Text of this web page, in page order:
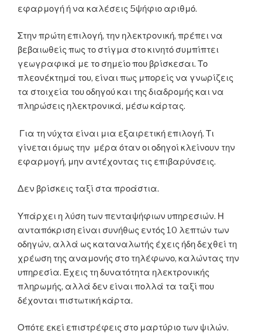
εφαρμογή ή να καλέσεις 5ψήφιο αριθμό.
Στην πρώτη επιλογή, την ηλεκτρονική, πρέπει να
βεβαιωθείς πως το στίγμα στο κινητό συμπίπτει
γεωγραφικά με το σημείο που βρίσκεσαι. Το
πλεονέκτημά του, είναι πως μπορείς να γνωρίζεις
τα στοιχεία του οδηγού και της διαδρομής και να
πληρώσεις ηλεκτρονικά, μέσω κάρτας.
Για τη νύχτα είναι μια εξαιρετική επιλογή. Τι
γίνεται όμως την μέρα όταν οι οδηγοί κλείνουν την
εφαρμογή, μην αντέχοντας τις επιβαρύνσεις.
Δεν βρίσκεις ταξί στα προάστια.
Υπάρχει η λύση των πενταψήφιων υπηρεσιών. Η
ανταπόκριση είναι συνήθως εντός 10 λεπτών των
οδηγών, αλλά ως καταναλωτής έχεις ήδη δεχθεί τη
χρέωση της αναμονής στο τηλέφωνο, καλώντας την
υπηρεσία. Έχεις τη δυνατότητα ηλεκτρονικής
πληρωμής, αλλά δεν είναι πολλά τα ταξί που
δέχονται πιστωτική κάρτα.
Οπότε εκεί επιστρέφεις στο μαρτύριο των ψιλών.